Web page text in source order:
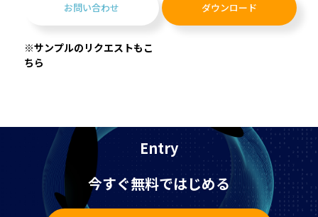
お問い合わせ
※サンプルのリクエストもこ
ちら
ダウンロード
Entry
今すぐ無料ではじめる